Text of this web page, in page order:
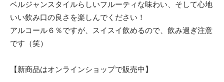
ベルジャンスタイルらしいフルーティな味わい、そして心地
いい飲み口の良さを楽しんでください！
アルコール６％ですが、スイスイ飲めるので、飲み過ぎ注意
です（笑）
【新商品はオンラインショップで販売中】